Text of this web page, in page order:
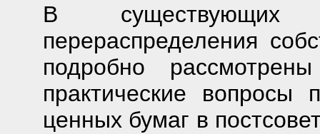
В существующих
перераспределения
подробно
практические вопросы
ценных бумаг в